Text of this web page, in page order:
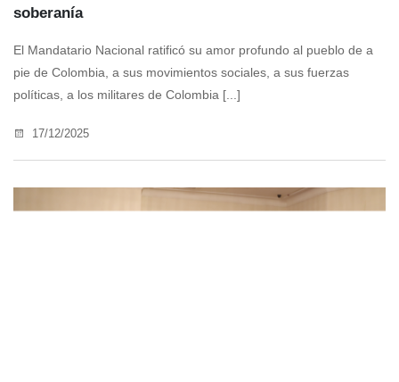
soberanía
El Mandatario Nacional ratificó su amor profundo al pueblo de a
pie de Colombia, a sus movimientos sociales, a sus fuerzas
políticas, a los militares de Colombia [...]
17/12/2025